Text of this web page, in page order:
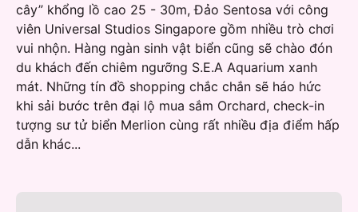
cây” khổng lồ cao 25 - 30m, Đảo Sentosa với công
viên Universal Studios Singapore gồm nhiều trò chơi
vui nhộn. Hàng ngàn sinh vật biển cũng sẽ chào đón
du khách đến chiêm ngưỡng S.E.A Aquarium xanh
mát. Những tín đồ shopping chắc chắn sẽ háo hức
khi sải bước trên đại lộ mua sắm Orchard, check-in
tượng sư tử biển Merlion cùng rất nhiều địa điểm hấp
dẫn khác...